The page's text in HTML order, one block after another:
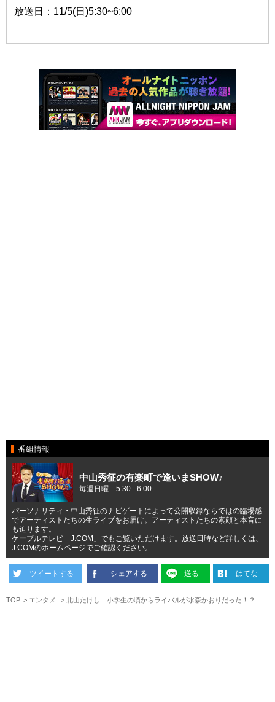
放送日：11/5(日)5:30~6:00
番組情報
中山秀征の有楽町で逢いまSHOW♪
毎週日曜 5:30 - 6:00
パーソナリティ・中山秀征のナビゲートによって公開収録ならではの臨場感
でアーティストたちの生ライブをお届け。アーティストたちの素顔と本音に
も迫ります。
ケーブルテレビ「J:COM」でもご覧いただけます。放送日時など詳しくは、
J:COMのホームページでご確認ください。
ツイートする シェアする 送る はてな
TOP エンタメ 北山たけし 小学生の頃からライバルが水森かおりだった！？